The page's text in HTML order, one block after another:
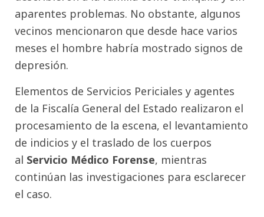
aparentes problemas. No obstante, algunos
vecinos mencionaron que desde hace varios
meses el hombre habría mostrado signos de
depresión.
Elementos de Servicios Periciales y agentes
de la Fiscalía General del Estado realizaron el
procesamiento de la escena, el levantamiento
de indicios y el traslado de los cuerpos
al Servicio Médico Forense, mientras
continúan las investigaciones para esclarecer
el caso.